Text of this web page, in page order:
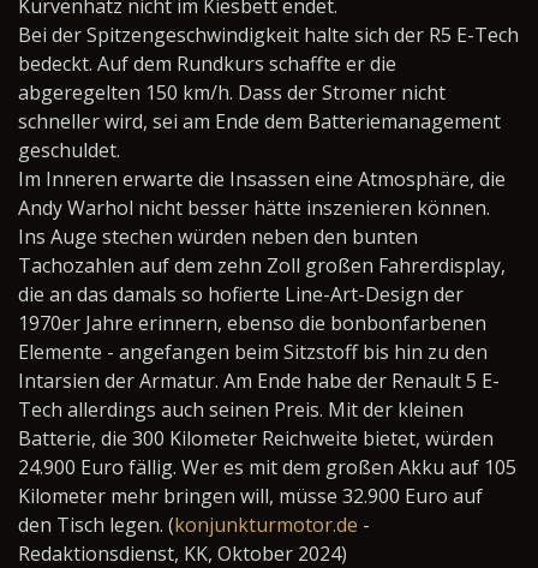
Kurvenhatz nicht im Kiesbett endet.
Bei der Spitzengeschwindigkeit halte sich der R5 E-Tech
bedeckt. Auf dem Rundkurs schaffte er die
abgeregelten 150 km/h. Dass der Stromer nicht
schneller wird, sei am Ende dem Batteriemanagement
geschuldet.
Im Inneren erwarte die Insassen eine Atmosphäre, die
Andy Warhol nicht besser hätte inszenieren können.
Ins Auge stechen würden neben den bunten
Tachozahlen auf dem zehn Zoll großen Fahrerdisplay,
die an das damals so hofierte Line-Art-Design der
1970er Jahre erinnern, ebenso die bonbonfarbenen
Elemente - angefangen beim Sitzstoff bis hin zu den
Intarsien der Armatur. Am Ende habe der Renault 5 E-
Tech allerdings auch seinen Preis. Mit der kleinen
Batterie, die 300 Kilometer Reichweite bietet, würden
24.900 Euro fällig. Wer es mit dem großen Akku auf 105
Kilometer mehr bringen will, müsse 32.900 Euro auf
den Tisch legen. (konjunkturmotor.de -
Redaktionsdienst, KK, Oktober 2024)